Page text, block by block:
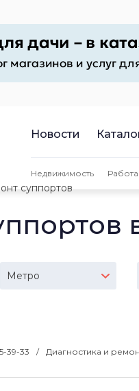
Новости
Недвижимость Работа
суппортов
Метро
39-33
Диагностика и